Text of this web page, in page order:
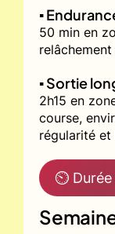
▪️
50 min en
▪️ Sortie
2h15 en
course,
régularité
⏲ Durée